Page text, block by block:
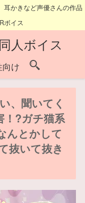
耳かきなど声優さんの作品
ボイス
人ボイス
け
、聞いてく
?ガチ猫系
んとかして
抜いて抜き